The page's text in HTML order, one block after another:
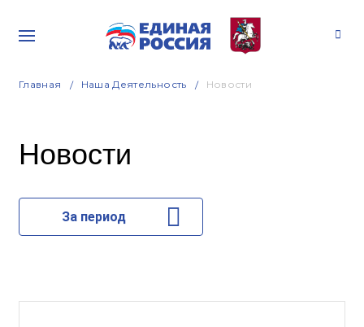
Главная Наша Деятельность Новости
Новости
За период